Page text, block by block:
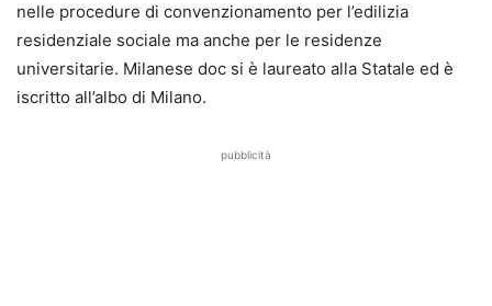
nelle procedure di convenzionamento per l’edilizia
residenziale sociale ma anche per le residenze
universitarie. Milanese doc si è laureato alla Statale ed è
iscritto all’albo di Milano.
pubblicità